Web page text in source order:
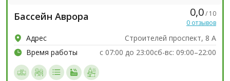
Бассейн Аврора 0,0/ 10
0 отзывов
Адрес
Строителей проспект, 8 А
Время работы
c 07:00 до 23:00сб-вс: 09:00–22:00